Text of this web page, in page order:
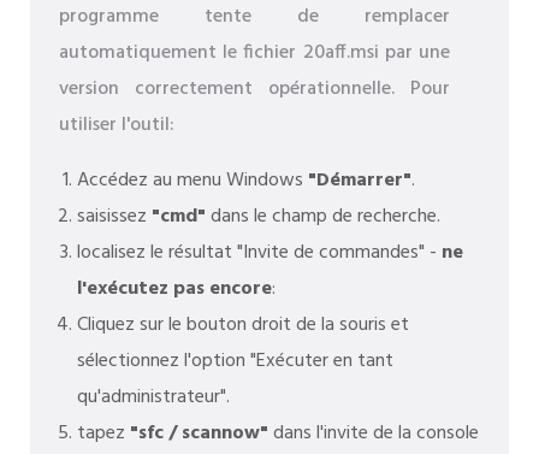
programme tente de remplacer
automatiquement le fichier 20aff.msi par une
version correctement opérationnelle. Pour
utiliser l'outil:
Accédez au menu Windows "Démarrer".
saisissez "cmd"dans le champ de recherche.
localisez le résultat "Invite de commandes" - ne
l'exécutez pas encore:
Cliquez sur le bouton droit de la souris et
sélectionnez l'option "Exécuter en tant
qu'administrateur".
tapez "sfc / scannow"dans l'invite de la console